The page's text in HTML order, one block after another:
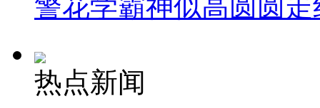
警花学霸神似高圆圆走
热点新闻